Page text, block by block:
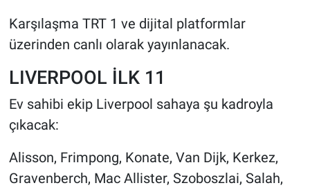
Karşılaşma TRT 1 ve dijital platformlar
üzerinden canlı olarak yayınlanacak.
LIVERPOOL İLK 11
Ev sahibi ekip Liverpool sahaya şu kadroyla
çıkacak:
Alisson, Frimpong, Konate, Van Dijk, Kerkez,
Gravenberch, Mac Allister, Szoboszlai, Salah,